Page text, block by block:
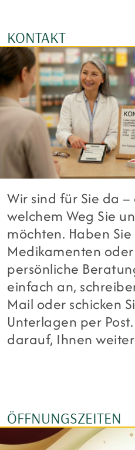
KONTAKT
Wir sind für Sie da
welchem Weg Sie
möchten. Haben
Medikamenten
persönliche
einfach an,
Mail oder schicken
Unterlagen per
darauf, Ihnen
ÖFFNUNGSZEITEN